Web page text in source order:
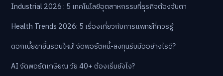
Industrial 2026 : 5 เทคโนโลยีอุตสาหกรรมที่ธุรกิจต้องจับตา
Health Trends 2026: 5 เรื่องเกี่ยวกับการแพทย์ที่ควรรู้
ดอกเบี้ยขาขึ้นรอบใหม่! จัดพอร์ตหนี้-ลงทุนรับมืออย่างไรดี?
AI จัดพอร์ตเกษียณ วัย 40+ ต้องเริ่มยังไง?